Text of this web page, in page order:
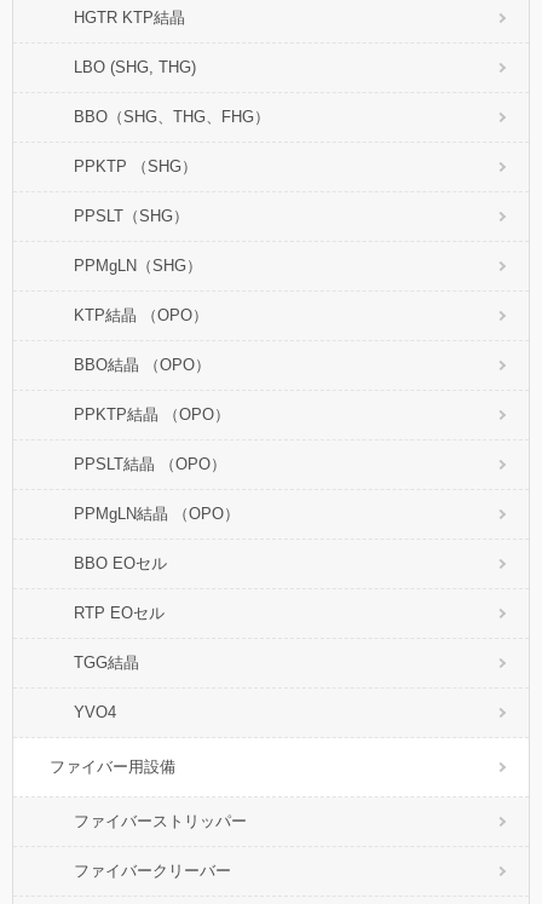
HGTR KTP結晶
LBO (SHG, THG)
BBO（SHG、THG、FHG）
PPKTP （SHG）
PPSLT（SHG）
PPMgLN（SHG）
KTP結晶 （OPO）
BBO結晶 （OPO）
PPKTP結晶 （OPO）
PPSLT結晶 （OPO）
PPMgLN結晶 （OPO）
BBO EOセル
RTP EOセル
TGG結晶
YVO4
ファイバー用設備
ファイバーストリッパー
ファイバークリーバー